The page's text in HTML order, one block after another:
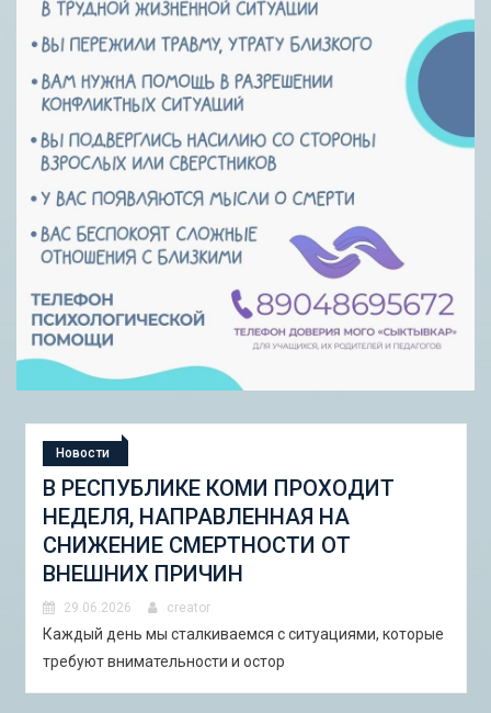
Новости
СТУДЕНЧЕСКАЯ ЭКСПЕДИЦИЯ
«ШКОЛА ГОРОДСКИХ ИЗМЕНЕНИЙ:
ГОРОДСКОЙ НАБОР ИНСТРУМЕНТОВ
И ПИЛОТНЫЕ ПРОЕКТЫ ДЛЯ
АСТРАХАНИ»
29.06.2026 creator
В Астрахани с 5 по 13 сентября 2026 года пройдёт
студенческая экспедиция «Школа горо�